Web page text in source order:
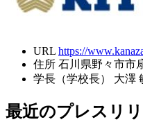
URL https://
住所 石川県野々市市
学長（学校長）
大澤
最近のプレスリ